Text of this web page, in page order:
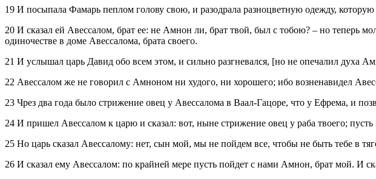
19 И посыпала Фамарь пеплом голову свою, и разодрала разноцветную одежду,
20 И сказал ей Авессалом, брат ее: не Амнон ли, брат твой, был с тобою? – но теперь
одиночестве в доме Авессалома, брата своего.
21 И услышал царь Давид обо всем этом, и сильно разгневался, [но не опечалил духа
22 Авессалом же не говорил с Амноном ни худого, ни хорошего; ибо возненавидел
23 Чрез два года было стрижение овец у Авессалома в Ваал‑Гацоре, что у Ефрема, и
24 И пришел Авессалом к царю и сказал: вот, ныне стрижение овец у раба твоего;
25 Но царь сказал Авессалому: нет, сын мой, мы не пойдем все, чтобы не быть тебе в
26 И сказал ему Авессалом: по крайней мере пусть пойдет с нами Амнон, брат мой. И